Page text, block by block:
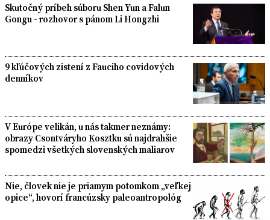
Skutočný príbeh súboru Shen Yun a Falun
Gongu - rozhovor s pánom Li Hongzhi
9 kľúčových zistení z Fauciho covidových
denníkov
V Európe velikán, u nás takmer neznámy:
obrazy Csontváryho Kosztku sú najdrahšie
spomedzi všetkých slovenských maliarov
Nie, človek nie je priamym potomkom „veľkej
opice“, hovorí francúzsky paleoantropológ